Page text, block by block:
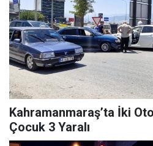
Kahramanmaraş’ta İki
Çocuk 3 Yaralı